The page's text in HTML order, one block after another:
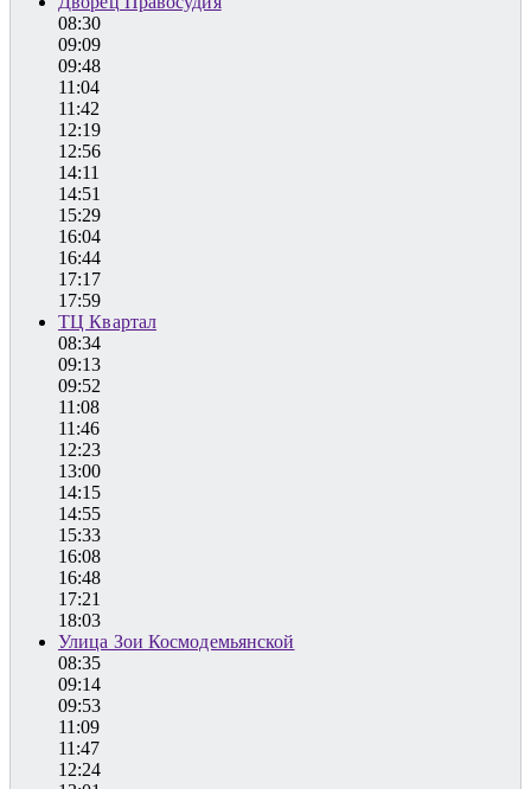
08:30
09:09
09:48
11:04
11:42
12:19
12:56
14:11
14:51
15:29
16:04
16:44
17:17
17:59
ТЦ Квартал
08:34
09:13
09:52
11:08
11:46
12:23
13:00
14:15
14:55
15:33
16:08
16:48
17:21
18:03
Улица Зои Космодемьянской
08:35
09:14
09:53
11:09
11:47
12:24